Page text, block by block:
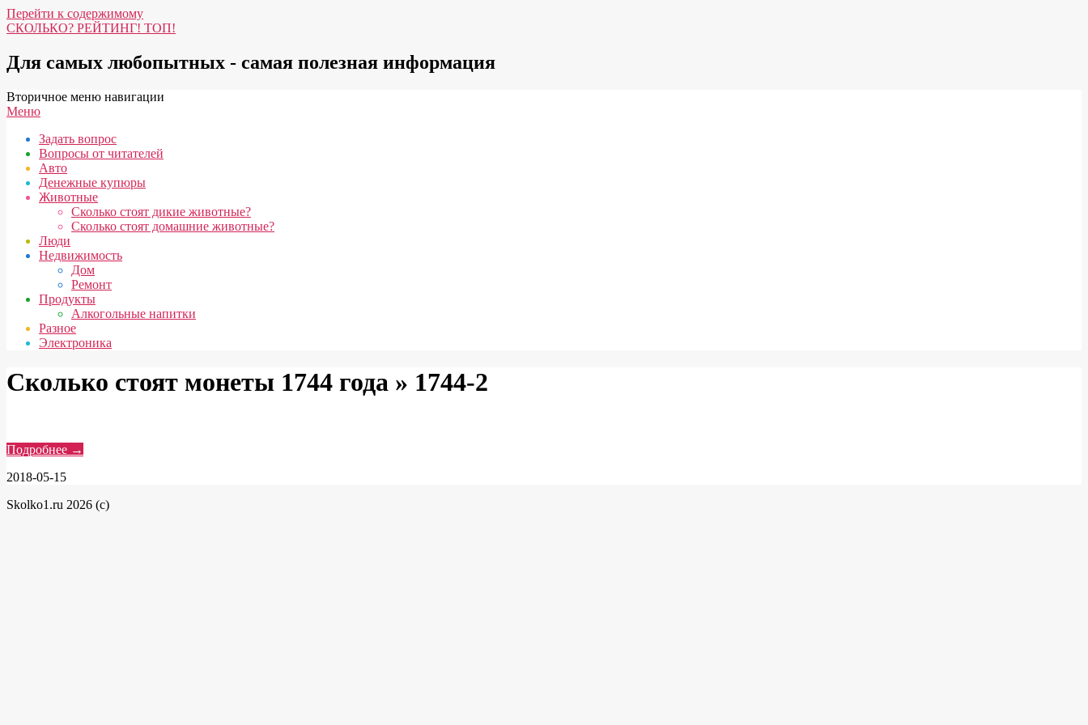
Перейти к содержимому
СКОЛЬКО? РЕЙТИНГ! ТОП!
Для самых любопытных - самая полезная информация
Вторичное меню навигации
Меню
Задать вопрос
Вопросы от читателей
Авто
Денежные купюры
Животные
Сколько стоят дикие животные?
Сколько стоят домашние животные?
Люди
Недвижимость
Дом
Ремонт
Продукты
Алкогольные напитки
Разное
Электроника
Сколько стоят монеты 1744 года » 1744-2
Подробнее →
2018-05-15
Skolko1.ru 2026 (c)